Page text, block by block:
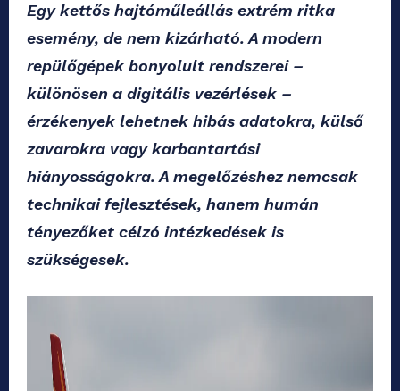
Egy kettős hajtóműleállás extrém ritka
esemény, de nem kizárható. A modern
repülőgépek bonyolult rendszerei –
különösen a digitális vezérlések –
érzékenyek lehetnek hibás adatokra, külső
zavarokra vagy karbantartási
hiányosságokra. A megelőzéshez nemcsak
technikai fejlesztések, hanem humán
tényezőket célzó intézkedések is
szükségesek.